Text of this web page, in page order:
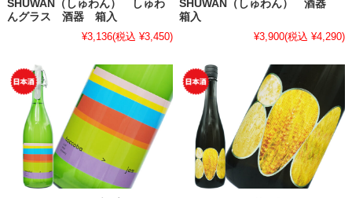
SHUWAN（しゅわん） しゅわ
んグラス 酒器 箱入
¥3,136(税込 ¥3,450)
SHUWAN（しゅわん） 酒器
箱入
¥3,900(税込 ¥4,290)